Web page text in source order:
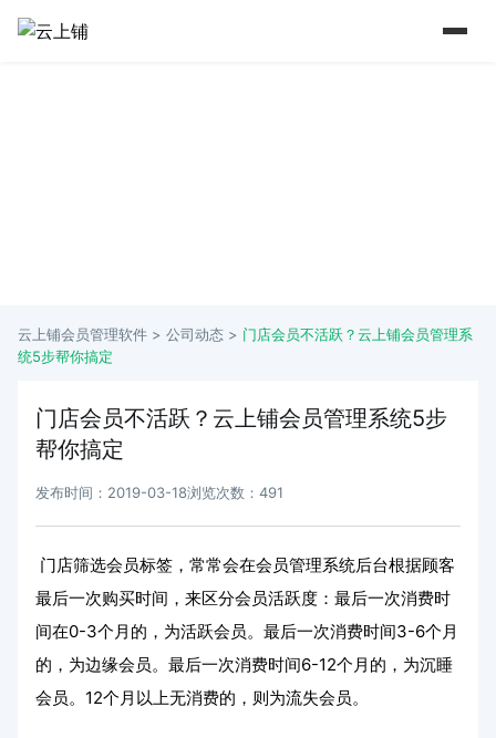
云上铺会员管理软件 > 公司动态 > 门店会员不活跃？云上铺会员管理系
统5步帮你搞定
门店会员不活跃？云上铺会员管理系统5步
帮你搞定
发布时间：2019-03-18浏览次数：491
门店筛选会员标签，常常会在会员管理系统后台根据顾客
最后一次购买时间，来区分会员活跃度：最后一次消费时
间在0-3个月的，为活跃会员。最后一次消费时间3-6个月
的，为边缘会员。最后一次消费时间6-12个月的，为沉睡
会员。12个月以上无消费的，则为流失会员。